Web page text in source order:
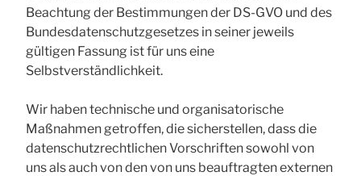
Beachtung der Bestimmungen der DS-GVO und des
Bundesdatenschutzgesetzes in seiner jeweils
gültigen Fassung ist für uns eine
Selbstverständlichkeit.
Wir haben technische und organisatorische
Maßnahmen getroffen, die sicherstellen, dass die
datenschutzrechtlichen Vorschriften sowohl von
uns als auch von den von uns beauftragten externen